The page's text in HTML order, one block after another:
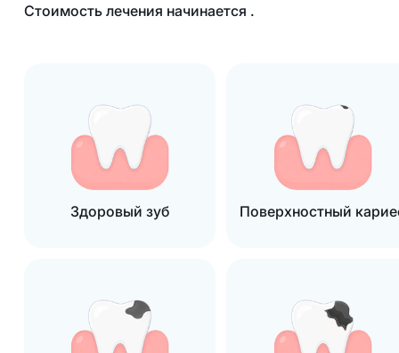
Стоимость лечения начинается .
Здоровый зуб Поверхностный